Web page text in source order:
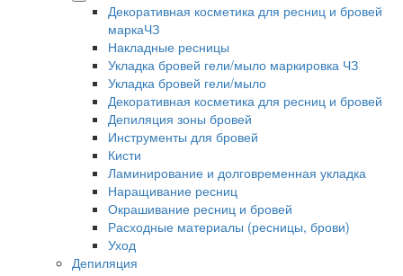
Декоративная косметика для ресниц и бровей
маркаЧЗ
Накладные ресницы
Укладка бровей гели/мыло маркировка ЧЗ
Укладка бровей гели/мыло
Декоративная косметика для ресниц и бровей
Депиляция зоны бровей
Инструменты для бровей
Кисти
Ламинирование и долговременная укладка
Наращивание ресниц
Окрашивание ресниц и бровей
Расходные материалы (ресницы, брови)
Уход
Депиляция